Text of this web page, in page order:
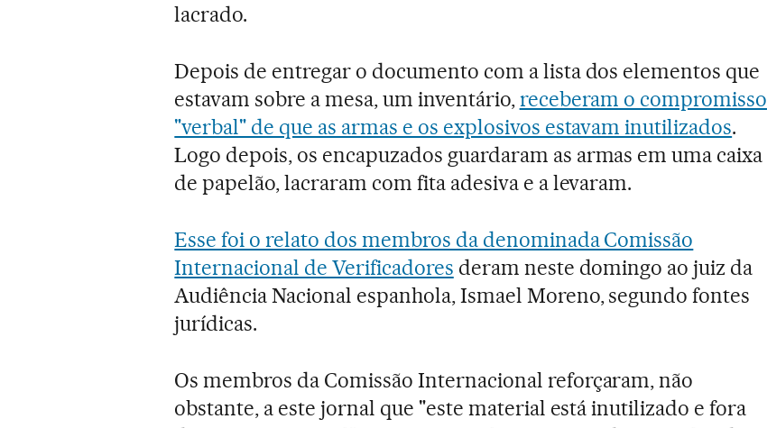
lacrado.
Depois de entregar o documento com a lista dos elementos que
estavam sobre a mesa, um inventário,receberam o compromisso
"verbal" de que as armas e os explosivos estavam inutilizados.
Logo depois, os encapuzados guardaram as armas em uma caixa
de papelão, lacraram com fita adesiva e a levaram.
Esse foi o relato dos membros da denominada Comissão
Internacional de Verificadores deram neste domingo ao juiz da
Audiência Nacional espanhola, Ismael Moreno, segundo fontes
jurídicas.
Os membros da Comissão Internacional reforçaram, não
obstante, a este jornal que "este material está inutilizado e fora